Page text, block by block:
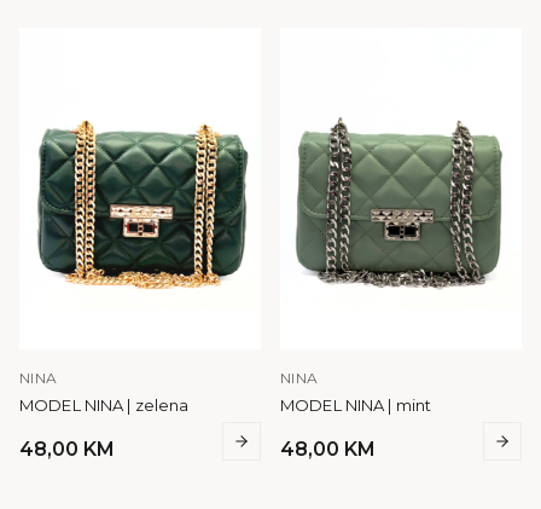
NINA
MODEL NINA | zelena
48,00 KM
NINA
MODEL NINA | mint
48,00 KM